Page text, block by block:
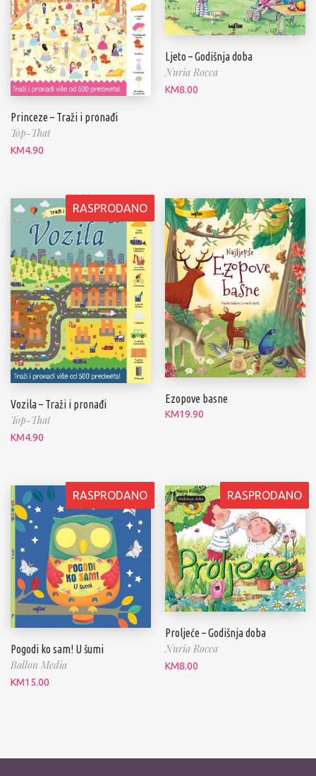
Princeze – Traži i pronađi
Top-That
KM4.90
Ljeto – Godišnja doba
Nuria Rocca
KM8.00
RASPRODANO
Vozila – Traži i pronađi
Top-That
KM4.90
Ezopove basne
KM19.90
RASPRODANO
Pogodi ko sam! U šumi
Ballon Media
KM15.00
RASPRODANO
Proljeće – Godišnja doba
Nuria Rocca
KM8.00